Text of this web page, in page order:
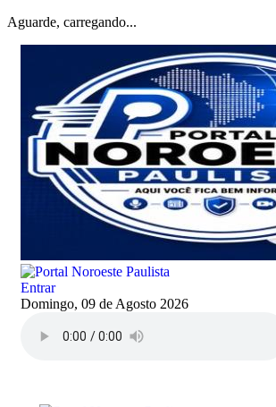
Aguarde, carregando...
Entrar
Domingo, 09 de Agosto 2026